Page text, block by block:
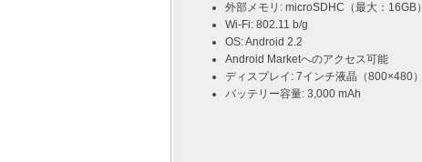
外部メモリ: microSDHC（最大：16GB）
Wi-Fi: 802.11 b/g
OS: Android 2.2
Android Marketへのアクセス可能
ディスプレイ: 7インチ液晶（800×480）
バッテリー容量: 3,000 mAh